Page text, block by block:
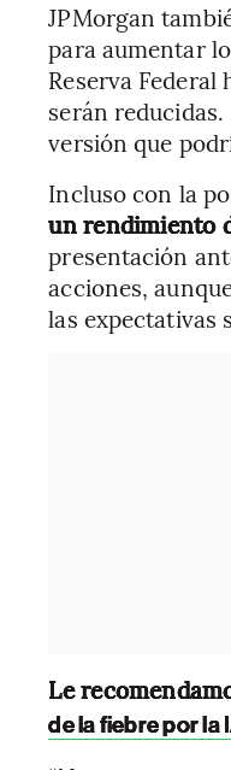
JPMorgan
para aumentar
Reserva
serán
versión que
Incluso con la
un rendimiento
presentación
acciones,
las expectativas
Le
de la fiebre por la